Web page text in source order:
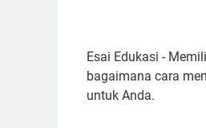
Esai Edukasi -
bagaimana cara
untuk Anda.